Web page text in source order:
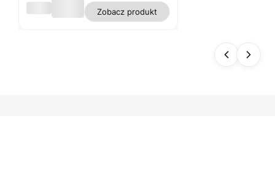
s
Zobacz produkt